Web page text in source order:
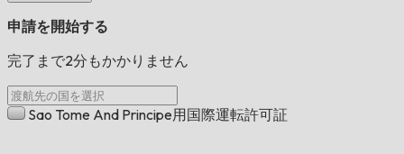
申請を開始する
完了まで2分もかかりません
Sao Tome And Principe用国際運転許可証